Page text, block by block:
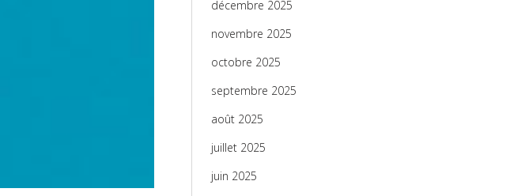
décembre 2025
novembre 2025
octobre 2025
septembre 2025
août 2025
juillet 2025
juin 2025